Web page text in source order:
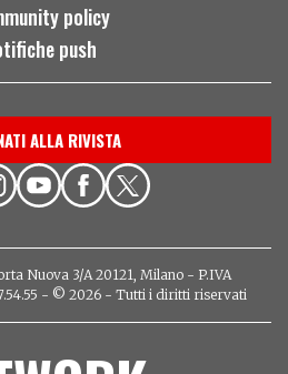
policy
push
ALLA RIVISTA
Nuova 3/A 20121, Milano - P.IVA
- © 2026 - Tutti i diritti riservati